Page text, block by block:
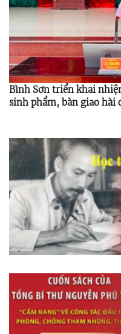
Bình Sơn triển khai
sinh phẩm, bàn giao hài